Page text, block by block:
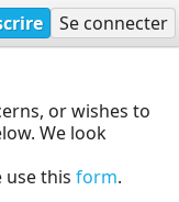
Se connecter
or wishes to
We look
this form.